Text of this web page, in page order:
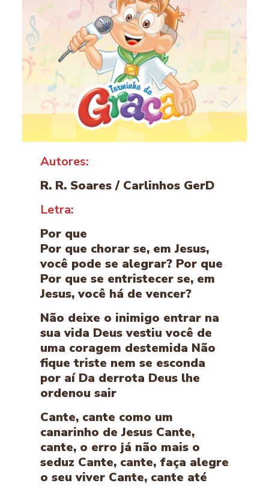
Autores:
R. R. Soares / Carlinhos GerD
Letra:
Por que
Por que chorar se, em Jesus,
você pode se alegrar? Por que
Por que se entristecer se, em
Jesus, você há de vencer?
Não deixe o inimigo entrar na
sua vida Deus vestiu você de
uma coragem destemida Não
fique triste nem se esconda
por aí Da derrota Deus lhe
ordenou sair
Cante, cante como um
canarinho de Jesus Cante,
cante, o erro já não mais o
seduz Cante, cante, faça alegre
o seu viver Cante, cante até